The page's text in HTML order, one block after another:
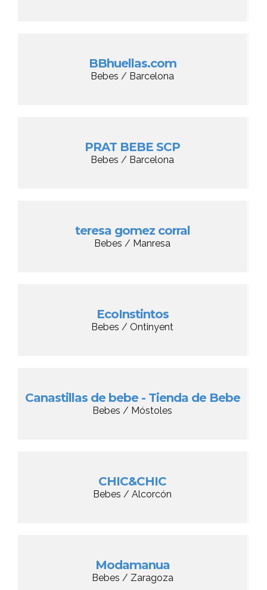
BBhuellas.com
Bebes / Barcelona
PRAT BEBE SCP
Bebes / Barcelona
teresa gomez corral
Bebes / Manresa
EcoInstintos
Bebes / Ontinyent
Canastillas de bebe - Tienda de Bebe
Bebes / Móstoles
CHIC&CHIC
Bebes / Alcorcón
Modamanua
Bebes / Zaragoza